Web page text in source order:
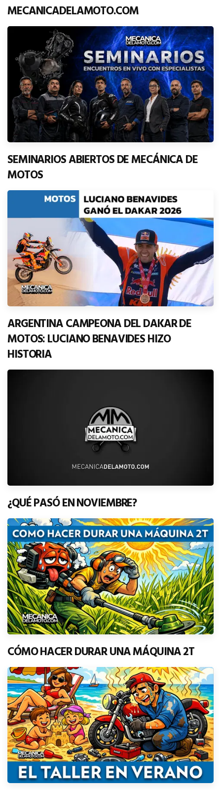
MECANICADELAMOTO.COM
SEMINARIOS ABIERTOS DE MECÁNICA DE
MOTOS
ARGENTINA CAMPEONA DEL DAKAR DE
MOTOS: LUCIANO BENAVIDES HIZO
HISTORIA
¿QUÉ PASÓ EN NOVIEMBRE?
CÓMO HACER DURAR UNA MÁQUINA 2T